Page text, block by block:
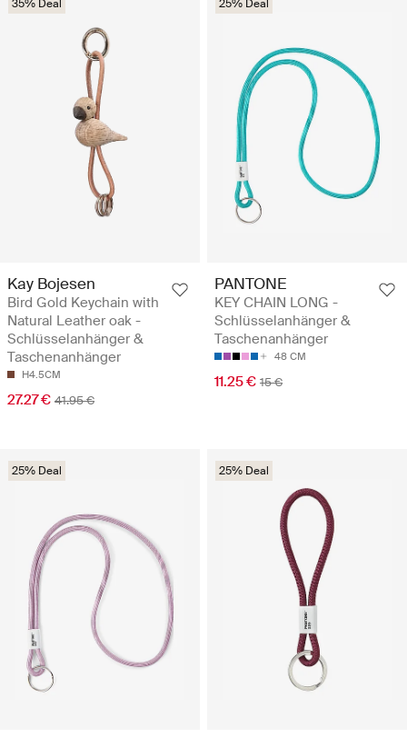
35% Deal
Kay Bojesen
Bird Gold Keychain with
Natural Leather oak -
Schlüsselanhänger &
Taschenanhänger
H4.5CM
27.27 € 41.95 €
25% Deal
PANTONE
KEY CHAIN LONG -
Schlüsselanhänger &
Taschenanhänger
48 CM
11.25 € 15 €
25% Deal 25% Deal